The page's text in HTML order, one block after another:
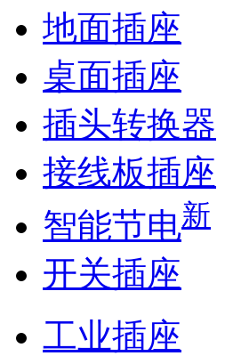
地面插座
桌面插座
插头转换器
接线板插座
智能节电新
开关插座
工业插座